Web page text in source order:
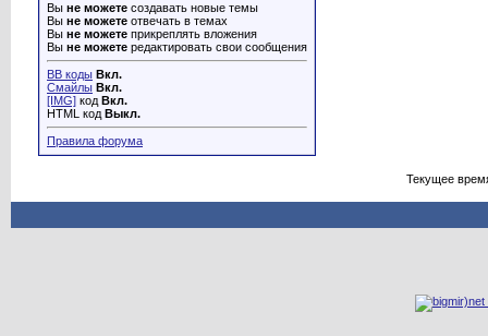
Вы не можете создавать новые темы
Вы не можете отвечать в темах
Вы не можете прикреплять вложения
Вы не можете редактировать свои сообщения
BB коды Вкл.
Смайлы Вкл.
[IMG] код Вкл.
HTML код Выкл.
Правила форума
Текущее